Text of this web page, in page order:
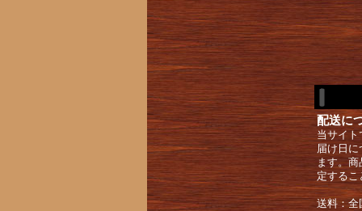
配送に
当サイ
届け日
ます。
定するこ
送料：全